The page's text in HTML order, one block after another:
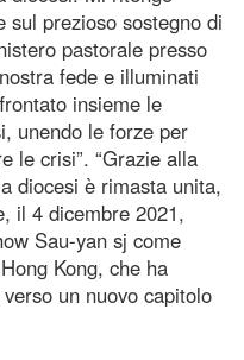
prezioso sostegno di
pastorale presso
fede e illuminati
insieme le
unendo le forze per
le crisi”. “Grazie alla
diocesi è rimasta unita,
il 4 dicembre 2021,
Sau-yan sj come
Kong, che ha
un nuovo capitolo